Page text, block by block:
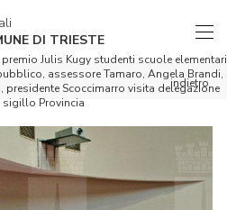
DI TRIESTE
indietro
premio Julis Kugy studenti scuole elementari
assessore Tamaro, Angela Brandi,
presidente Scoccimarro visita delegazione
sigillo Provincia